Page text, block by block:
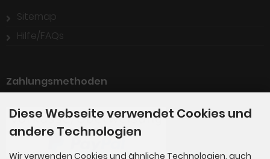
Sitemap
Hilfe/FAQs
Zahlungsmethoden
Diese Webseite verwendet Cookies und
andere Technologien
Wir verwenden Cookies und ähnliche Technologien, auch